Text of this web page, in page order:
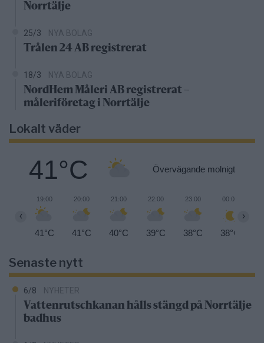
Norrtälje
25/3 NYA BOLAG
Trålen 24 AB registrerat
18/3 NYA BOLAG
NordHem Måleri AB registrerat –
måleriföretag i Norrtälje
Lokalt väder
41°C Övervägande molnigt
19:00
41°C
20:00
41°C
21:00
40°C
22:00
39°C
23:00
38°C
00:00
38°C
‹ ›
Senaste nytt
6/8 NYHETER
Vattenrutschkanan hålls stängd på Norrtälje
badhus